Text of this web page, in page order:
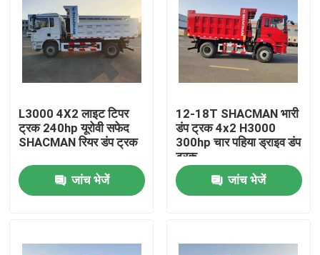
L3000 4X2 लाइट टिपर
ट्रक 240hp यूरोवी सफेद
SHACMAN रियर डंप ट्रक
जांच भेजें
12-18T SHACMAN भारी
डंप ट्रक 4x2 H3000
300hp चार पहिया ड्राइव डंप
ट्रक
जांच भेजें